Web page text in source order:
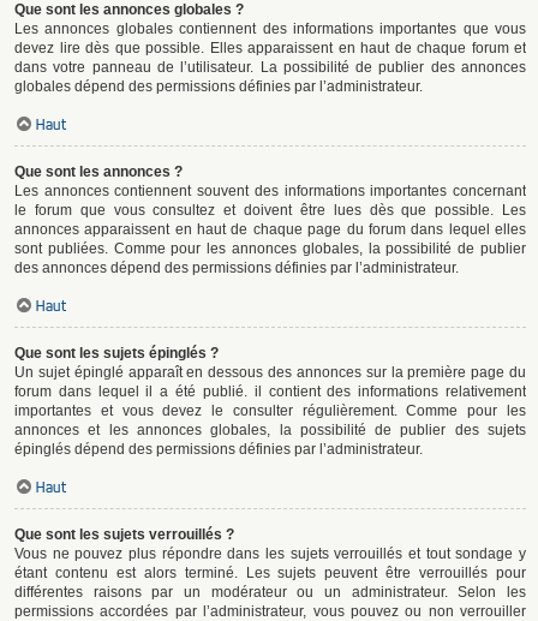
Que sont les annonces globales ?
Les annonces globales contiennent des informations importantes que vous
devez lire dès que possible. Elles apparaissent en haut de chaque forum et
dans votre panneau de l’utilisateur. La possibilité de publier des annonces
globales dépend des permissions définies par l’administrateur.
Haut
Que sont les annonces ?
Les annonces contiennent souvent des informations importantes concernant
le forum que vous consultez et doivent être lues dès que possible. Les
annonces apparaissent en haut de chaque page du forum dans lequel elles
sont publiées. Comme pour les annonces globales, la possibilité de publier
des annonces dépend des permissions définies par l’administrateur.
Haut
Que sont les sujets épinglés ?
Un sujet épinglé apparaît en dessous des annonces sur la première page du
forum dans lequel il a été publié. il contient des informations relativement
importantes et vous devez le consulter régulièrement. Comme pour les
annonces et les annonces globales, la possibilité de publier des sujets
épinglés dépend des permissions définies par l’administrateur.
Haut
Que sont les sujets verrouillés ?
Vous ne pouvez plus répondre dans les sujets verrouillés et tout sondage y
étant contenu est alors terminé. Les sujets peuvent être verrouillés pour
différentes raisons par un modérateur ou un administrateur. Selon les
permissions accordées par l’administrateur, vous pouvez ou non verrouiller